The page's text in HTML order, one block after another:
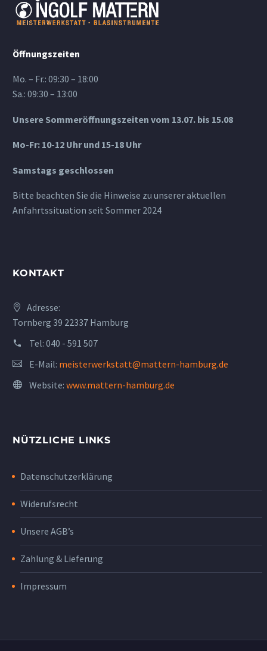
Öffnungszeiten
Mo. – Fr.: 09:30 – 18:00
Sa.: 09:30 – 13:00
Unsere Sommeröffnungszeiten vom 13.07. bis 15.08
Mo-Fr: 10-12 Uhr und 15-18 Uhr
Samstags geschlossen
Bitte beachten Sie die Hinweise zu unserer aktuellen
Anfahrtssituation seit Sommer 2024
KONTAKT
Adresse:
Tornberg 39 22337 Hamburg
Tel: 040 - 591 507
E-Mail: meisterwerkstatt@mattern-hamburg.de
Website: www.mattern-hamburg.de
NÜTZLICHE LINKS
Datenschutzerklärung
Widerufsrecht
Unsere AGB’s
Zahlung & Lieferung
Impressum